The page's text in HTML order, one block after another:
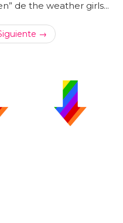
de the weather girls...
→